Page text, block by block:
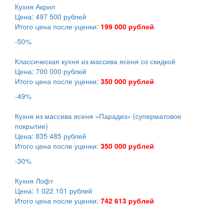
Кухня Акрил
Цена: 497 500 рублей
Итого цена после уценки: 199 000 рублей
-50%
Классическая кухня из массива ясеня со скидкой
Цена: 700 000 рублей
Итого цена после уценки: 350 000 рублей
-49%
Кухня из массива ясеня «Парадиз» (суперматовое
покрытие)
Цена: 835 485 рублей
Итого цена после уценки: 350 000 рублей
-30%
Кухня Лофт
Цена: 1 022 101 рублей
Итого цена после уценки: 742 613 рублей